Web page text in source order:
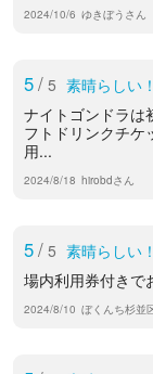
2024/10/6 ゆきぼうさん
5/ 5 素晴らしい！
ナイトゴンドラは
フトドリンクチケ
用...
2024/8/18 hirobdさん
5/ 5 素晴らしい！
場内利用券付きで
2024/8/10 ぼくんち杉並